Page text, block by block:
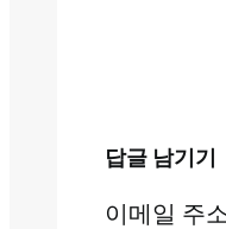
답글 남기기
이메일 주